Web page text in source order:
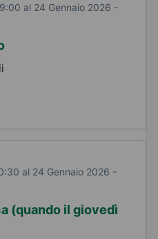
al 24 Gennaio 2026 -
al 24 Gennaio 2026 -
(quando il giovedì